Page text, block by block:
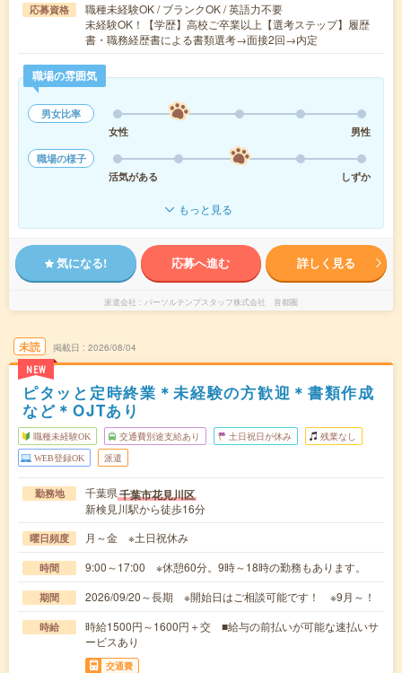
応募資格
職種未経験OK / ブランクOK / 英語力不要
未経験OK！【学歴】高校ご卒業以上【選考ステップ】履歴
書・職務経歴書による書類選考→面接2回→内定
職場の雰囲気
男女比率
女性
男性
職場の様子
活気がある
しずか
もっと見る
気になる! 応募へ進む 詳しく見る
派遣会社 パーソルテンプスタッフ株式会社 首都圏
未読
NEW
掲載日 2026/08/04
ピタッと定時終業＊未経験の方歓迎＊書類作成
など＊OJTあり
職種未経験OK 交通費別途支給あり 土日祝日が休み 残業なし
WEB登録OK 派遣
勤務地 千葉県千葉市花見川区
新検見川駅から徒歩16分
曜日頻度 月～金 ※土日祝休み
時間 9:00～17:00 ※休憩60分。9時～18時の勤務もあります。
期間 2026/09/20～長期 ※開始日はご相談可能です！ ※9月～！
時給
時給1500円～1600円＋交 ■給与の前払いが可能な速払いサ
ービスあり
交通費